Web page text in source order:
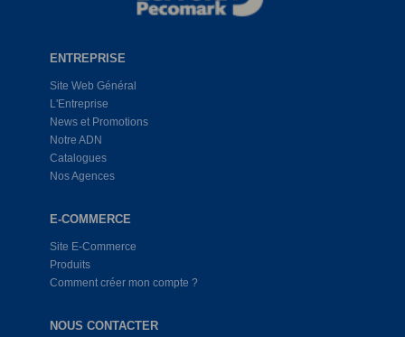
ENTREPRISE
Site Web Général
L'Entreprise
News et Promotions
Notre ADN
Catalogues
Nos Agences
E-COMMERCE
Site E-Commerce
Produits
Comment créer mon compte ?
NOUS CONTACTER